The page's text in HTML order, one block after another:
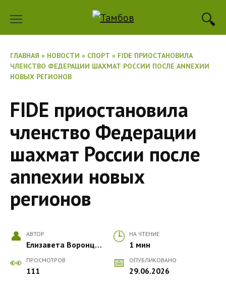
содержанию
ГЛАВНАЯ » НОВОСТИ » СПОРТ » FIDE ПРИОСТАНОВИЛА
ЧЛЕНСТВО ФЕДЕРАЦИИ ШАХМАТ РОССИИ ПОСЛЕ ANNEXИИ
НОВЫХ РЕГИОНОВ
FIDE приостановила
членство Федерации
шахмат России после
annexии новых
регионов
АВТОР
Елизавета Воронцова
НА ЧТЕНИЕ
1 мин
ПРОСМОТРОВ
111
ОПУБЛИКОВАНО
29.06.2026